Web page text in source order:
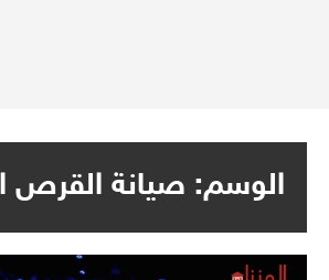
الوسم: صيانة القرص